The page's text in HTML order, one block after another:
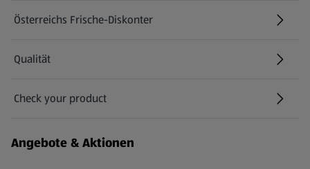
Österreichs Frische-Diskonter
Qualität
Check your product
(öffnet in einem neuen Tab)
Angebote & Aktionen